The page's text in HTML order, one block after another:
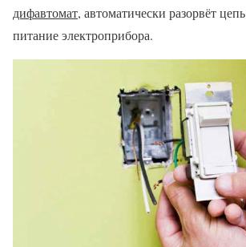
дифавтомат, автоматически разорвёт
питание электроприбора.